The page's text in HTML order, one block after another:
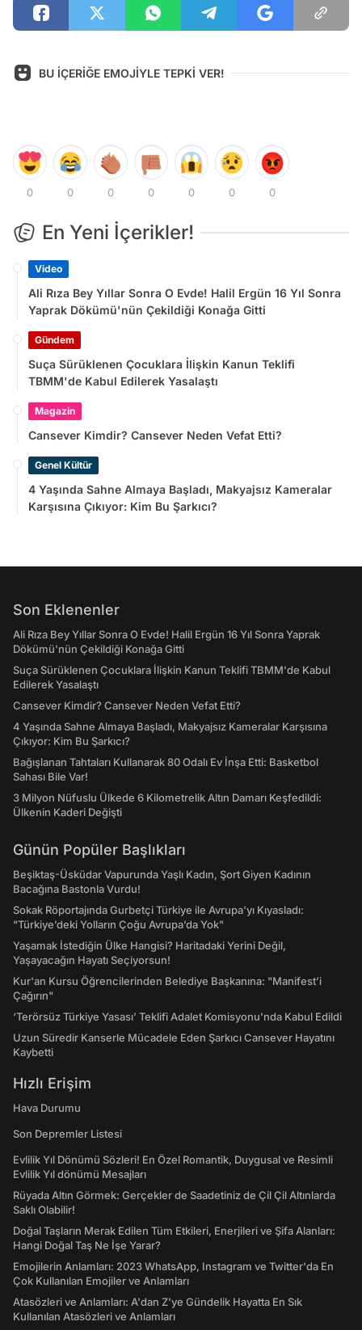
BU İÇERİĞE EMOJİYLE TEPKİ VER!
0 0 0 0 0 0 0
En Yeni İçerikler!
Video
Ali Rıza Bey Yıllar Sonra O Evde! Halil Ergün 16 Yıl Sonra
Yaprak Dökümü'nün Çekildiği Konağa Gitti
Gündem
Suça Sürüklenen Çocuklara İlişkin Kanun Teklifi
TBMM'de Kabul Edilerek Yasalaştı
Magazin
Cansever Kimdir? Cansever Neden Vefat Etti?
Genel Kültür
4 Yaşında Sahne Almaya Başladı, Makyajsız Kameralar
Karşısına Çıkıyor: Kim Bu Şarkıcı?
Son Eklenenler
Ali Rıza Bey Yıllar Sonra O Evde! Halil Ergün 16 Yıl Sonra Yaprak
Dökümü'nün Çekildiği Konağa Gitti
Suça Sürüklenen Çocuklara İlişkin Kanun Teklifi TBMM'de Kabul
Edilerek Yasalaştı
Cansever Kimdir? Cansever Neden Vefat Etti?
4 Yaşında Sahne Almaya Başladı, Makyajsız Kameralar Karşısına
Çıkıyor: Kim Bu Şarkıcı?
Bağışlanan Tahtaları Kullanarak 80 Odalı Ev İnşa Etti: Basketbol
Sahası Bile Var!
3 Milyon Nüfuslu Ülkede 6 Kilometrelik Altın Damarı Keşfedildi:
Ülkenin Kaderi Değişti
Günün Popüler Başlıkları
Beşiktaş-Üsküdar Vapurunda Yaşlı Kadın, Şort Giyen Kadının
Bacağına Bastonla Vurdu!
Sokak Röportajında Gurbetçi Türkiye ile Avrupa'yı Kıyasladı:
"Türkiye’deki Yolların Çoğu Avrupa’da Yok"
Yaşamak İstediğin Ülke Hangisi? Haritadaki Yerini Değil,
Yaşayacağın Hayatı Seçiyorsun!
Kur'an Kursu Öğrencilerinden Belediye Başkanına: "Manifest’i
Çağırın"
‘Terörsüz Türkiye Yasası’ Teklifi Adalet Komisyonu'nda Kabul Edildi
Uzun Süredir Kanserle Mücadele Eden Şarkıcı Cansever Hayatını
Kaybetti
Hızlı Erişim
Hava Durumu
Son Depremler Listesi
Evlilik Yıl Dönümü Sözleri! En Özel Romantik, Duygusal ve Resimli
Evlilik Yıl dönümü Mesajları
Rüyada Altın Görmek: Gerçekler de Saadetiniz de Çil Çil Altınlarda
Saklı Olabilir!
Doğal Taşların Merak Edilen Tüm Etkileri, Enerjileri ve Şifa Alanları:
Hangi Doğal Taş Ne İşe Yarar?
Emojilerin Anlamları: 2023 WhatsApp, Instagram ve Twitter'da En
Çok Kullanılan Emojiler ve Anlamları
Atasözleri ve Anlamları: A'dan Z'ye Gündelik Hayatta En Sık
Kullanılan Atasözleri ve Anlamları